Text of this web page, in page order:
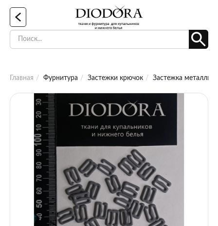
Главная Фурнитура Застежки крючок Застежка